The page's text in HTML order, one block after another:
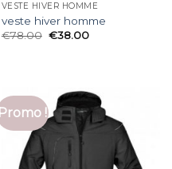
VESTE HIVER HOMME
veste hiver homme
€78.00 €38.00
Promo !